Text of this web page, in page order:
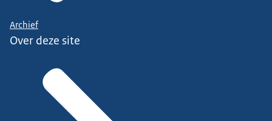
Archief
Over deze site